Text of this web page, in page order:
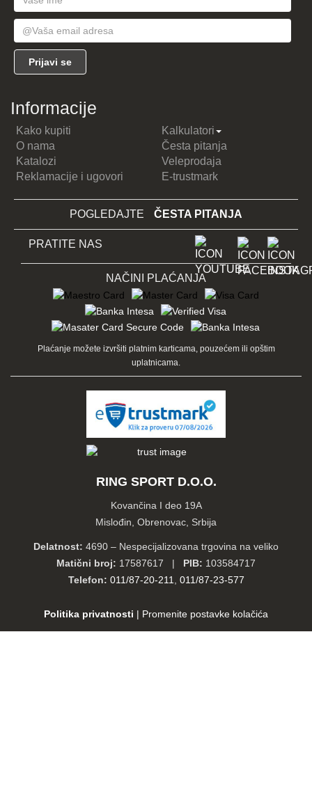
Informacije
Kako kupiti
Kalkulatori
O nama
Česta pitanja
Katalozi
Veleprodaja
Reklamacije i ugovori
E-trustmark
POGLEDAJTE ČESTA PITANJA
PRATITE NAS
NAČINI PLAĆANJA
Plaćanje možete izvršiti platnim karticama, pouzećem ili opštim
uplatnicama.
RING SPORT D.O.O.
Kovančina I deo 19A
Mislođin, Obrenovac, Srbija
Delatnost: 4690 – Nespecijalizovana trgovina na veliko
Matični broj: 17587617 | PIB: 103584717
Telefon: 011/87-20-211 011/87-23-577
Politika privatnosti | Promenite postavke kolačića